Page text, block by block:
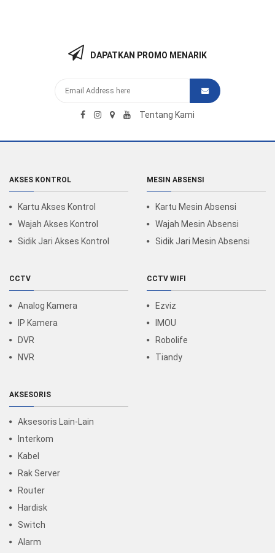
DAPATKAN PROMO MENARIK
Tentang Kami
AKSES KONTROL
Kartu Akses Kontrol
Wajah Akses Kontrol
Sidik Jari Akses Kontrol
MESIN ABSENSI
Kartu Mesin Absensi
Wajah Mesin Absensi
Sidik Jari Mesin Absensi
CCTV
Analog Kamera
IP Kamera
DVR
NVR
CCTV WIFI
Ezviz
IMOU
Robolife
Tiandy
AKSESORIS
Aksesoris Lain-Lain
Interkom
Kabel
Rak Server
Router
Hardisk
Switch
Alarm